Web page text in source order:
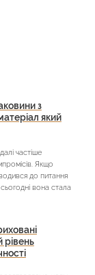
з
який
частіше
Якщо
до питання
вона стала
рівень